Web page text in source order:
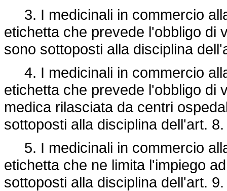
3. I medicinali in commercio
etichetta che prevede l'obbligo di
sono sottoposti alla disciplina
4. I medicinali in commercio
etichetta che prevede l'obbligo di
medica rilasciata da centri
sottoposti alla disciplina dell'art. 8.
5. I medicinali in commercio
etichetta che ne limita l'impiego
sottoposti alla disciplina dell'art. 9.